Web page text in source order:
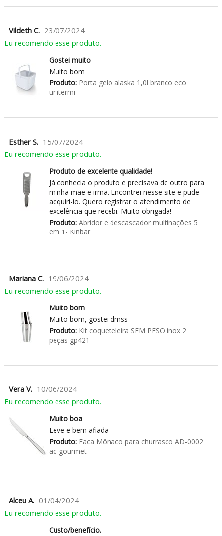
Vildeth C. 23/07/2024
Eu recomendo esse produto.
Gostei muito
Muito bom
Produto:Porta gelo alaska 1,0l branco eco
unitermi
Esther S. 15/07/2024
Eu recomendo esse produto.
Produto de excelente qualidade!
Já conhecia o produto e precisava de outro para
minha mãe e irmã. Encontrei nesse site e pude
adquirí-lo. Quero registrar o atendimento de
excelência que recebi. Muito obrigada!
Produto:Abridor e descascador multinações 5
em 1- Kinbar
Mariana C. 19/06/2024
Eu recomendo esse produto.
Muito bom
Muito bom, gostei dmss
Produto:Kit coqueteleira SEM PESO inox 2
peças gp421
Vera V. 10/06/2024
Eu recomendo esse produto.
Muito boa
Leve e bem afiada
Produto:Faca Mônaco para churrasco AD-0002
ad gourmet
Alceu A. 01/04/2024
Eu recomendo esse produto.
Custo/benefício.